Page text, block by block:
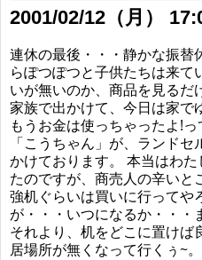
2001/02/12（月）
連休の最後・・・静かな振替
らぽつぽつと子供たちは来
いが無いのか、商品を見るだ
家族で出かけて、今日は家で
もうお金は使っちゃったよ!
「こうちゃん」が、ランド
かけております。 本当はわ
たのですが、商売人の辛い
強机ぐらいは買いに行ってや
が・・・いつになるか・・・
それより、机をどこに置けば
居場所が無くなって行くぅ~。